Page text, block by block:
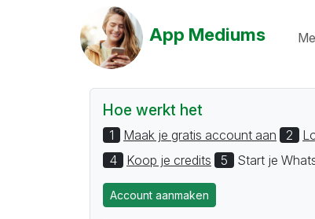
App Mediums
Hoe werkt het
1 Maak je gratis account aan 2
4
Koop je credits 5 Start je
Account aanmaken